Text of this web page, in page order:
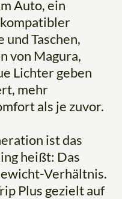
Auto, ein
Taschen,
von Magura,
Lichter geben
mehr
als je zuvor.
ist das
heißt: Das
Verhältnis.
Plus gezielt auf